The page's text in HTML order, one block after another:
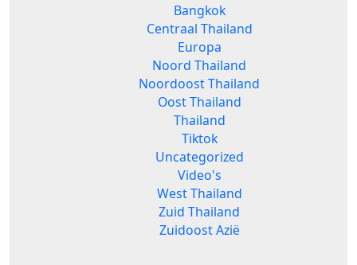
Bangkok
Centraal Thailand
Europa
Noord Thailand
Noordoost Thailand
Oost Thailand
Thailand
Tiktok
Uncategorized
Video's
West Thailand
Zuid Thailand
Zuidoost Azië